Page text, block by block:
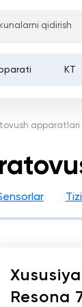
qidirish
KT
apparatlari
Resona